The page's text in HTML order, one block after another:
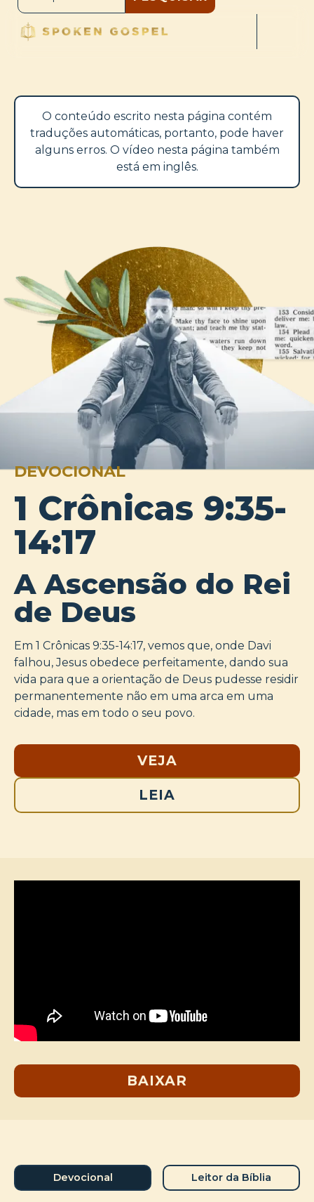
O conteúdo escrito nesta página contém
traduções automáticas, portanto, pode haver
alguns erros. O vídeo nesta página também
está em inglês.
DEVOCIONAL
1 Crônicas 9:35-
14:17
A Ascensão do Rei
de Deus
Em 1 Crônicas 9:35-14:17, vemos que, onde Davi
falhou, Jesus obedece perfeitamente, dando sua
vida para que a orientação de Deus pudesse residir
permanentemente não em uma arca em uma
cidade, mas em todo o seu povo.
VEJA
LEIA
BAIXAR
Devocional Leitor da Bíblia